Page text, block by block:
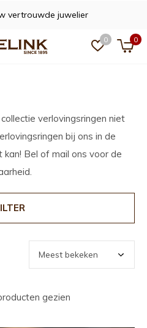
0 0
vertrouwde juwelier
verlovingsringen niet
bij ons in de
kan! Bel of mail ons voor de
gezien